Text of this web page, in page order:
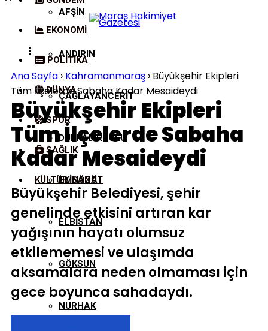
AFŞIN
ANDIRIN
ÇAĞLAYANCERIT
DULKADIROĞLU
EKINÖZÜ
ELBISTAN
GÖKSUN
NURHAK
EKONOMI
POLITIKA
DÜNYA
SPOR
SAĞLIK
KÜLTÜR/SANAT
Ana Sayfa › Kahramanmaraş › Büyükşehir Ekipleri
Tüm İlçelerde Sabaha Kadar Mesaideydi
Büyükşehir Ekipleri
Tüm İlçelerde Sabaha
Kadar Mesaideydi
Büyükşehir Belediyesi, şehir
genelinde etkisini artıran kar
yağışının hayatı olumsuz
etkilememesi ve ulaşımda
aksamalara neden olmaması için
gece boyunca sahadaydı.